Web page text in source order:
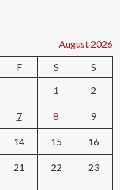
August 2026
F S
S
1
2
7 8 9
14 15 16
21 22 23